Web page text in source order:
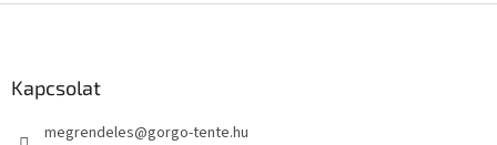
Kapcsolat
megrendeles@gorgo-tente.hu